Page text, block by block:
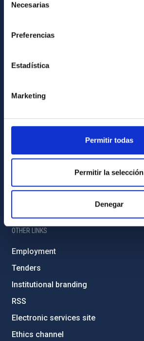
Necesarias
Preferencias
Estadística
Marketing
Permitir todas
Permitir la selección
Denegar
Environment and Sustainability
External funding
IAC Friends
IAC PORTAL
Privacy policy
Cookies policy
OTHER LINKS
Employment
Tenders
Institutional branding
RSS
Electronic services site
Ethics channel